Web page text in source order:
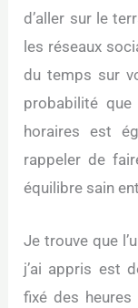
d’aller sur le
les réseaux
du temps sur
probabilité
horaires est
rappeler de
équilibre sain
Je trouve que
j’ai appris est
fixé des